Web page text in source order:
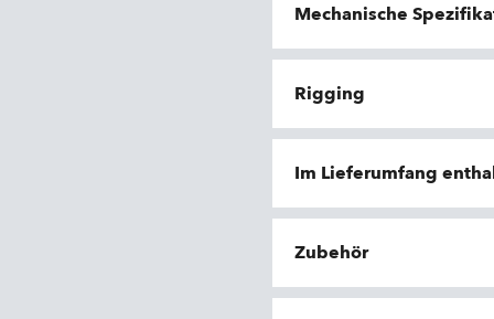
Mechanische
Rigging
Im Lieferumfang
Zubehör